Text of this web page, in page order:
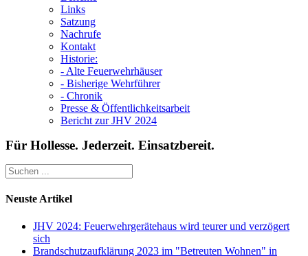
Links
Satzung
Nachrufe
Kontakt
Historie:
- Alte Feuerwehrhäuser
- Bisherige Wehrführer
- Chronik
Presse & Öffentlichkeitsarbeit
Bericht zur JHV 2024
Für Hollesse. Jederzeit. Einsatzbereit.
Neuste Artikel
JHV 2024: Feuerwehrgerätehaus wird teurer und verzögert
sich
Brandschutzaufklärung 2023 im "Betreuten Wohnen" in